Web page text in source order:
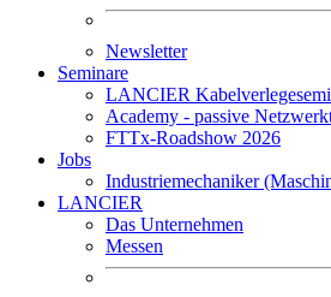
Newsletter
Seminare
LANCIER
Academy - passive
FTTx-Roadshow 2026
Jobs
Industriemechaniker
LANCIER
Das Unternehmen
Messen